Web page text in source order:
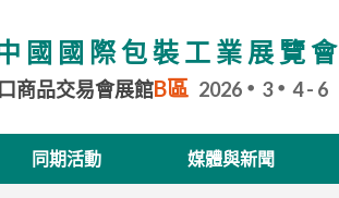
國國際包裝工業展覽會
商品交易會展館B區 2026 3 4 - 6
同期活動 媒體與新聞